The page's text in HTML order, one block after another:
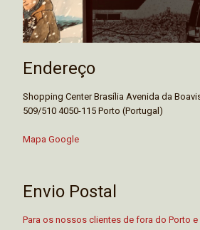
Endereço
Shopping Center Brasília Avenida da
509/510 4050-115 Porto (Portugal)
Mapa Google
Envio Postal
Para os nossos clientes de fora do Porto e